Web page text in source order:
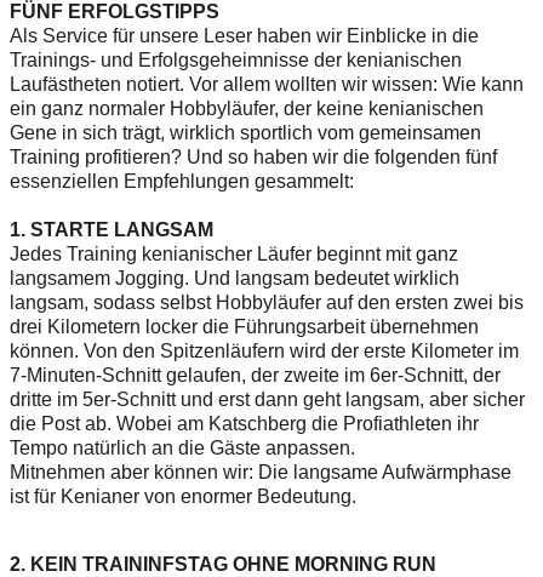
FÜNF ERFOLGSTIPPS
Als Service für unsere Leser haben wir Einblicke in die
Trainings- und Erfolgsgeheimnisse der kenianischen
Laufästheten notiert. Vor allem wollten wir wissen: Wie kann
ein ganz normaler Hobbyläufer, der keine kenianischen
Gene in sich trägt, wirklich sportlich vom gemeinsamen
Training profitieren? Und so haben wir die folgenden fünf
essenziellen Empfehlungen gesammelt:
1. STARTE LANGSAM
Jedes Training kenianischer Läufer beginnt mit ganz
langsamem Jogging. Und langsam bedeutet wirklich
langsam, sodass selbst Hobbyläufer auf den ersten zwei bis
drei Kilometern locker die Führungsarbeit übernehmen
können. Von den Spitzenläufern wird der erste Kilometer im
7-Minuten-Schnitt gelaufen, der zweite im 6er-Schnitt, der
dritte im 5er-Schnitt und erst dann geht langsam, aber sicher
die Post ab. Wobei am Katschberg die Profiathleten ihr
Tempo natürlich an die Gäste anpassen.
Mitnehmen aber können wir: Die langsame Aufwärmphase
ist für Kenianer von enormer Bedeutung.
2. KEIN TRAININFSTAG OHNE MORNING RUN